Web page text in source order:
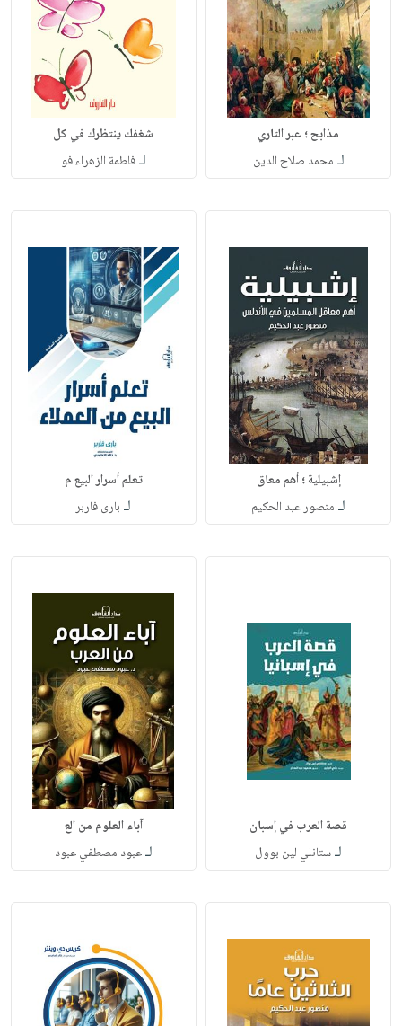
مذابح ؛ عبر التاري
لـ محمد صلاح الدين
شغفك ينتظرك في كل
لـفاطمة الزهراء فو
إشبيلية ؛ أهم معاق
لـ منصور عبد الحكيم
تعلم أسرار البيع م
لـ بارى فاربر
قصة العرب في إسبان
لـستانلي لين بوول
آباء العلوم من الع
لـعبود مصطفي عبود